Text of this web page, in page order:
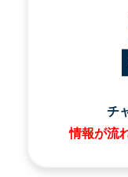
チ
情報が流